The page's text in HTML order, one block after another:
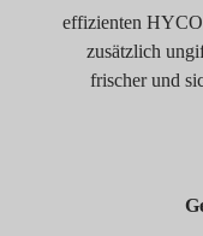
effizienten
zusätzlich
frischer und